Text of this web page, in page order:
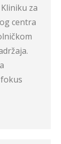
za
centra